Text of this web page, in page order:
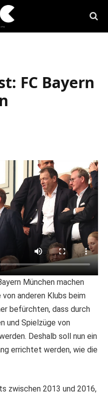
FC Bayern
München machen
anderen Klubs beim
befürchten, dass durch
und Spielzüge von
Deshalb soll nun ein
errichtet werden, wie die
zwischen 2013 und 2016,